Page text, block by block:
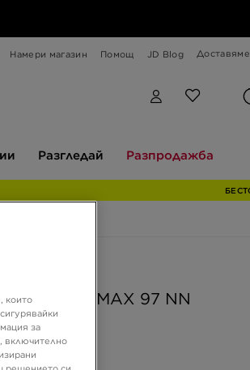
Намери магазин Помощ JD Blog
Разгледай Разпродажба
AIR MAX 97 NN
€
които
за
включително